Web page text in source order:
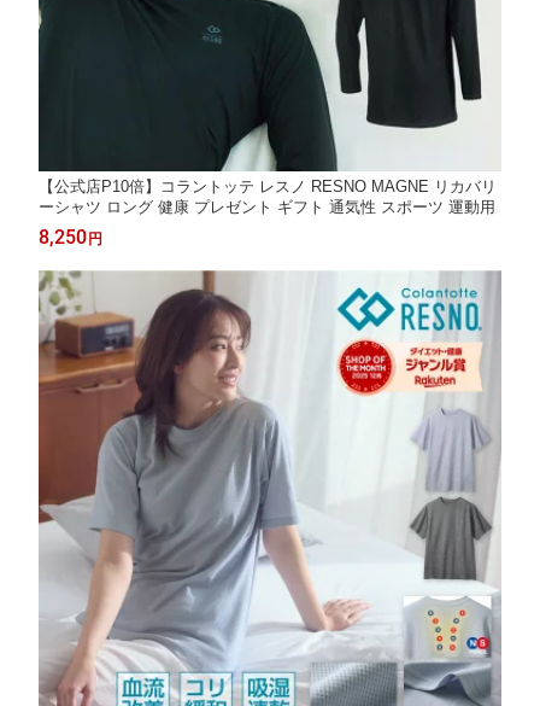
【公式店P10倍】コラントッテ レスノ RESNO MAGNE リカバリ
ーシャツ ロング 健康 プレゼント ギフト 通気性 スポーツ 運動用
8,250円